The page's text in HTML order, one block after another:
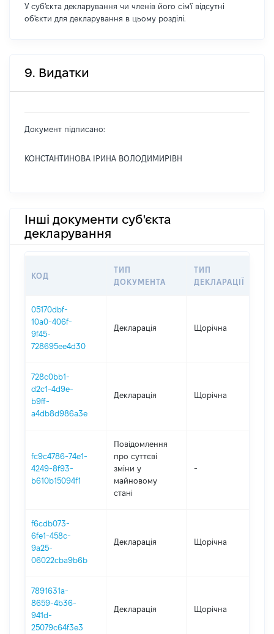
У суб'єкта декларування чи членів його сім'ї відсутні
об'єкти для декларування в цьому розділі.
9. Видатки
Документ підписано:
КОНСТАНТИНОВА ІРИНА ВОЛОДИМИРІВН
Інші документи суб'єкта
декларування
КОД
ТИП
ДОКУМЕНТА
ТИП
ДЕКЛАРАЦІЇ
05170dbf-
10a0-406f-
9f45-
728695ee4d30
Декларація Щорічна
728c0bb1-
d2c1-4d9e-
b9ff-
a4db8d986a3e
Декларація Щорічна
fc9c4786-74e1-
4249-8f93-
b610b15094f1
Повідомлення
про суттєві
зміни y
майновому
стані
-
f6cdb073-
6fe1-458c-
9a25-
06022cba9b6b
Декларація Щорічна
7891631a-
8659-4b36-
941d-
25079c64f3e3
Декларація Щорічна